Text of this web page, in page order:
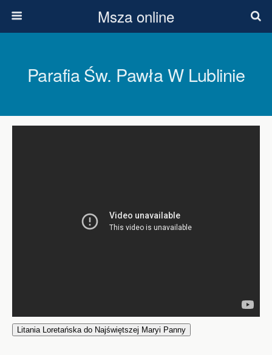
Msza online
Parafia Św. Pawła W Lublinie
Litania Loretańska do Najświętszej Maryi Panny